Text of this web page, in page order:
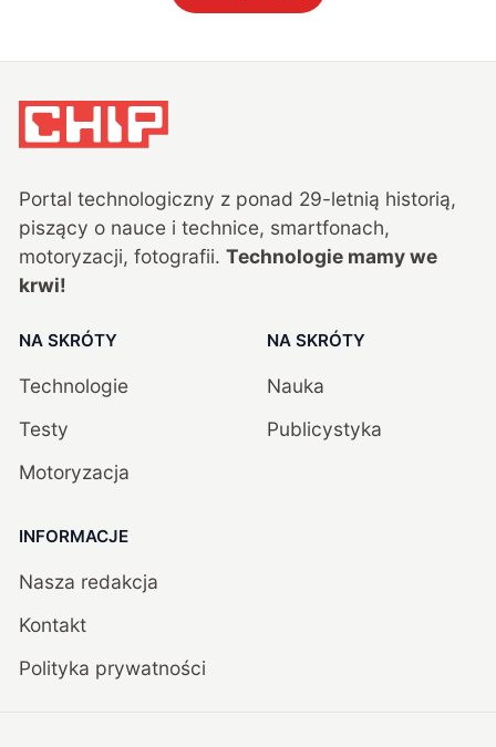
Portal technologiczny z ponad 29-letnią historią,
piszący o nauce i technice, smartfonach,
motoryzacji, fotografii. Technologie mamy we
krwi!
NA SKRÓTY
Technologie
Testy
Motoryzacja
NA SKRÓTY
Nauka
Publicystyka
INFORMACJE
Nasza redakcja
Kontakt
Polityka prywatności